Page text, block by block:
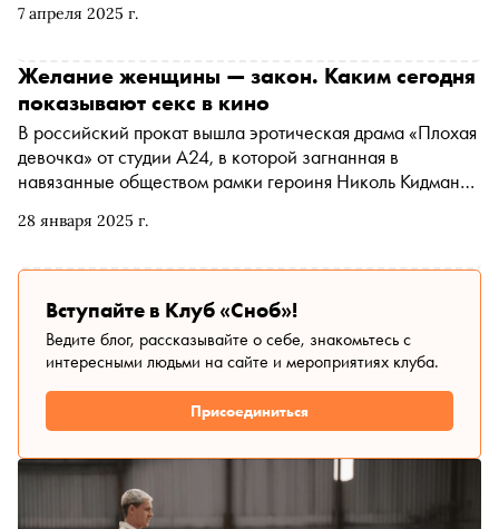
7 апреля 2025 г.
американски», «1917») представил исполнителей ролей
четырех отдельных фильмов, каждый посвященный
одному из участников легендарной ливерпульской
четверки. Пола МакКартни сыграет Пол Мескал, Ринго
Старра — Барри Кеоган, Джозеф Куинн получил роль
Джорджа Харрисона, а Харрис Дикинсон — Джона
Леннона. «Сноб» рассказывает о каждом из четырех
актеров
28 января 2025 г.
Желание женщины — закон. Каким сегодня
показывают секс в кино
В российский прокат вышла эротическая драма «Плохая
девочка» от студии A24, в которой загнанная в
навязанные обществом рамки героиня Николь Кидман
потребности. Кинокритик Ксения Балюк анализирует,
кинофестиваля удается исследовать тему
эмоциональной близости через призму секса
Вступайте в Клуб «Сноб»!
Ведите блог, рассказывайте о себе, знакомьтесь с
интересными людьми на сайте и мероприятиях клуба.
Присоединиться